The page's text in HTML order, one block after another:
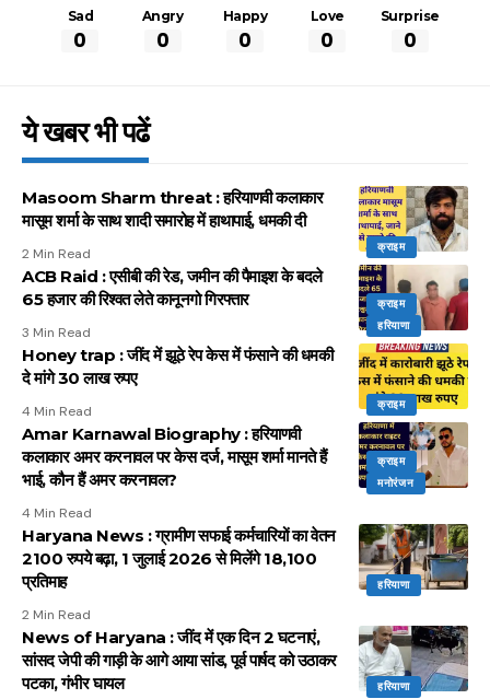
Sad
0
Angry
0
Happy
0
Love
0
Surprise
0
ये खबर भी पढें
क्राइम
Masoom Sharm threat : हरियाणवी कलाकार
मासूम शर्मा के साथ शादी समारोह में हाथापाई, धमकी दी
2 Min Read
क्राइम
हरियाणा
ACB Raid : एसीबी की रेड, जमीन की पैमाइश के बदले
65 हजार की रिश्वत लेते कानूनगो गिरफ्तार
3 Min Read
क्राइम
Honey trap : जींद में झूठे रेप केस में फंसाने की धमकी
दे मांगे 30 लाख रुपए
4 Min Read
क्राइम
मनोरंजन
Amar Karnawal Biography : हरियाणवी
कलाकार अमर करनावल पर केस दर्ज, मासूम शर्मा मानते हैं
भाई, कौन हैं अमर करनावल?
4 Min Read
हरियाणा
Haryana News : ग्रामीण सफाई कर्मचारियों का वेतन
2100 रुपये बढ़ा, 1 जुलाई 2026 से मिलेंगे 18,100
प्रतिमाह
2 Min Read
हरियाणा
News of Haryana : जींद में एक दिन 2 घटनाएं,
सांसद जेपी की गाड़ी के आगे आया सांड, पूर्व पार्षद को उठाकर
पटका, गंभीर घायल